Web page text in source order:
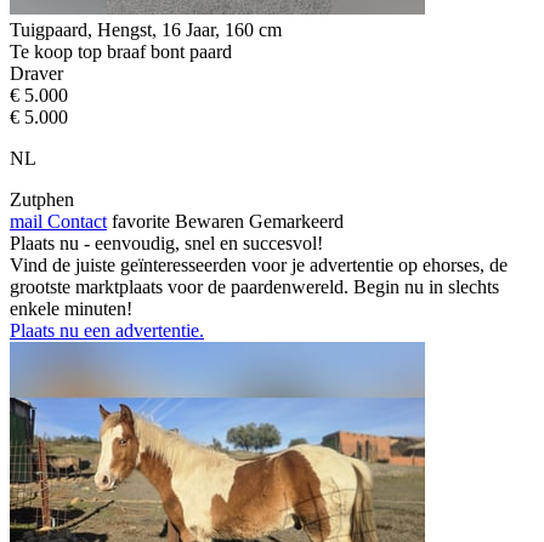
Tuigpaard, Hengst, 16 Jaar, 160 cm
Te koop top braaf bont paard
Draver
€ 5.000
€ 5.000
NL
Zutphen
mail Contact favorite Bewaren Gemarkeerd
Plaats nu - eenvoudig, snel en succesvol!
Vind de juiste geïnteresseerden voor je advertentie op ehorses, de
grootste marktplaats voor de paardenwereld. Begin nu in slechts
enkele minuten!
Plaats nu een advertentie.